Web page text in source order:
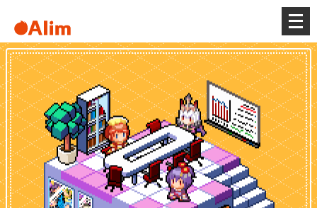
メ
ニ
ュ
ー
を
開
く